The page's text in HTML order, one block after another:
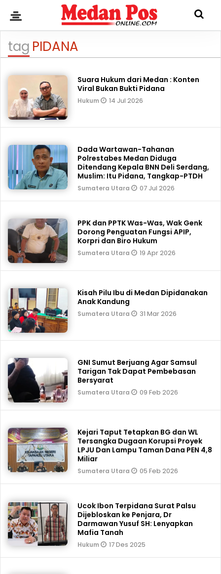
tag PIDANA
Suara Hukum dari Medan : Konten
Viral Bukan Bukti Pidana
Hukum 14 Jul 2026
Dada Wartawan-Tahanan
Polrestabes Medan Diduga
Ditendang Kepala BNN Deli Serdang,
Muslim: Itu Pidana, Tangkap-PTDH
Sumatera Utara 07 Jul 2026
PPK dan PPTK Was-Was, Wak Genk
Dorong Penguatan Fungsi APIP,
Korpri dan Biro Hukum
Sumatera Utara 19 Apr 2026
Kisah Pilu Ibu di Medan Dipidanakan
Anak Kandung
Sumatera Utara 31 Mar 2026
GNI Sumut Berjuang Agar Samsul
Tarigan Tak Dapat Pembebasan
Bersyarat
Sumatera Utara 09 Feb 2026
Kejari Taput Tetapkan BG dan WL
Tersangka Dugaan Korupsi Proyek
LPJU Dan Lampu Taman Dana PEN 4,8
Miliar
Sumatera Utara 05 Feb 2026
Ucok Ibon Terpidana Surat Palsu
Dijebloskan ke Penjara, Dr
Darmawan Yusuf SH: Lenyapkan
Mafia Tanah
Hukum 17 Des 2025